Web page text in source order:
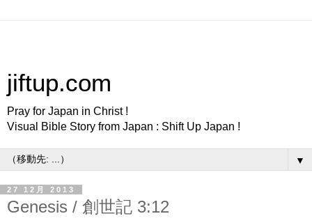
jiftup.com
Pray for Japan in Christ !
Visual Bible Story from Japan : Shift Up Japan !
▼
27 12月 2013
Genesis / 創世記 3:12